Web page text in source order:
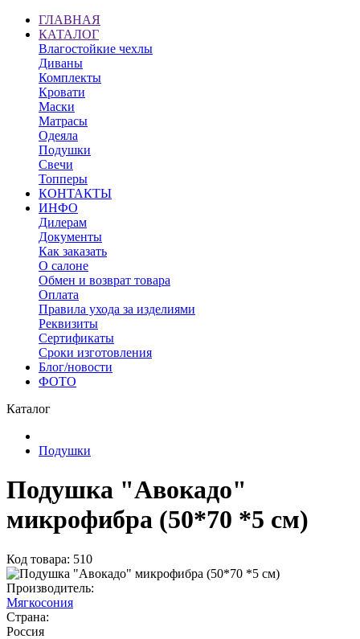
ГЛАВНАЯ
КАТАЛОГ
Влагостойкие чехлы
Диваны
Комплекты
Кровати
Маски
Матрасы
Одеяла
Подушки
Свечи
Топперы
КОНТАКТЫ
ИНФО
Дилерам
Документы
Как заказать
О салоне
Обмен и возврат товара
Оплата
Правила ухода за изделиями
Реквизиты
Сертификаты
Сроки изготовления
Блог/новости
ФОТО
Каталог
Подушки
Подушка "Авокадо"
микрофибра (50*70 *5 см)
Код товара: 510
Производитель:
Мягкосония
Страна:
Россия